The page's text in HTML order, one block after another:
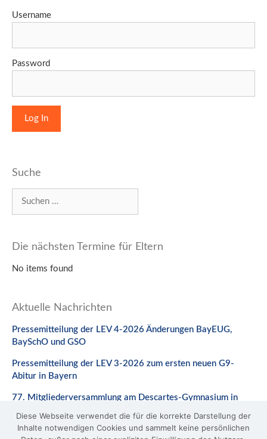
Username
Password
Suche
Die nächsten Termine für Eltern
No items found
Aktuelle Nachrichten
Pressemitteilung der LEV 4-2026 Änderungen BayEUG,
BaySchO und GSO
Pressemitteilung der LEV 3-2026 zum ersten neuen G9-
Abitur in Bayern
77. Mitgliederversammlung am Descartes-Gymnasium in
Stellungnahme zum Gesetzentwurf zur Änderung des
Diese Webseite verwendet die für die korrekte Darstellung der
Inhalte notwendigen Cookies und sammelt keine persönlichen